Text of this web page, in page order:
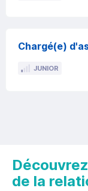
Chargé(e)
JUNIOR
de la